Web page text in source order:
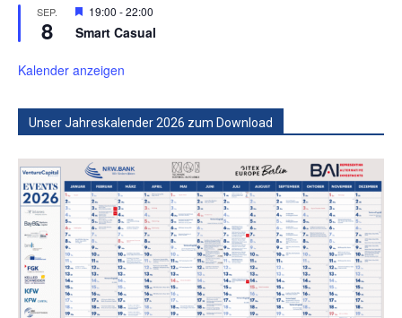
SEP.
8
Hervorgehoben
19:00 -22:00
Smart Casual
Kalender anzeigen
Unser Jahreskalender 2026 zum Download